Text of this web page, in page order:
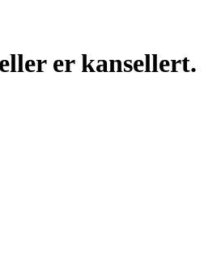
er kansellert.